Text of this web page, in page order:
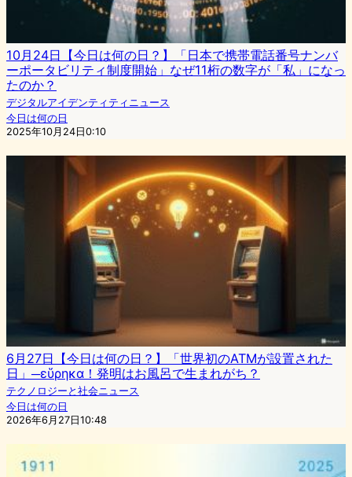
10月24日【今日は何の日？】「日本で携帯電話番号ナンバ
ーポータビリティ制度開始」なぜ11桁の数字が「私」になっ
たのか？
デジタルアイデンティティニュース
今日は何の日
2025年10月24日0:10
6月27日【今日は何の日？】「世界初のATMが設置された
日」─εὕρηκα！発明はお風呂で生まれがち？
テクノロジーと社会ニュース
今日は何の日
2026年6月27日10:48